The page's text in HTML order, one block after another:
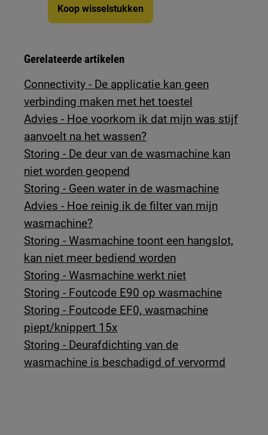
Koop wisselstukken
Gerelateerde artikelen
Connectivity - De applicatie kan geen
verbinding maken met het toestel
Advies - Hoe voorkom ik dat mijn was stijf
aanvoelt na het wassen?
Storing - De deur van de wasmachine kan
niet worden geopend
Storing - Geen water in de wasmachine
Advies - Hoe reinig ik de filter van mijn
wasmachine?
Storing - Wasmachine toont een hangslot,
kan niet meer bediend worden
Storing - Wasmachine werkt niet
Storing - Foutcode E90 op wasmachine
Storing - Foutcode EF0, wasmachine
piept/knippert 15x
Storing - Deurafdichting van de
wasmachine is beschadigd of vervormd